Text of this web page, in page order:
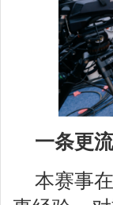
一条更
本赛事